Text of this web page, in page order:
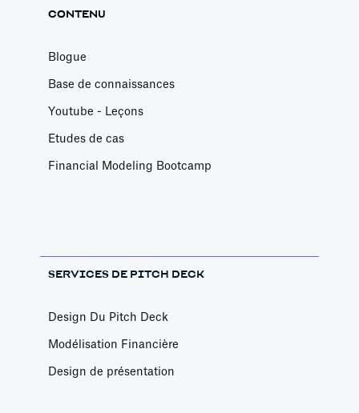
CONTENU
Blogue
Base de connaissances
Youtube - Leçons
Etudes de cas
Financial Modeling Bootcamp
SERVICES DE PITCH DECK
Design Du Pitch Deck
Modélisation Financière
Design de présentation